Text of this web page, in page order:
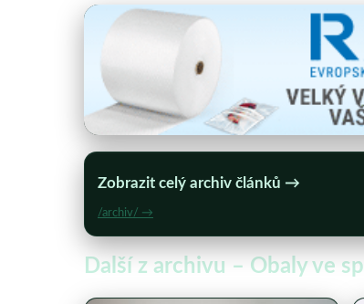
Zobrazit celý archiv článků →
/archiv/ →
Další z archivu – Obaly ve